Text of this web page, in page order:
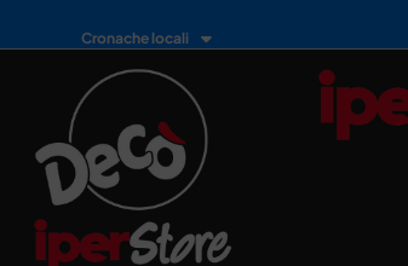
Cronache locali